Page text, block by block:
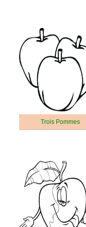
Trois Pommes